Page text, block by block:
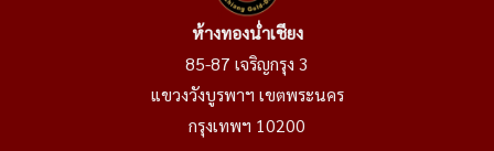
ห้างทองน่ำเชียง
85-87 เจริญกรุง 3
แขวงวังบูรพาฯ เขตพระนคร
กรุงเทพฯ 10200